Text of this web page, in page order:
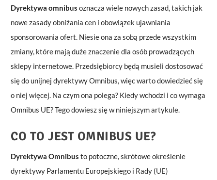
Dyrektywa omnibus oznacza wiele nowych zasad, takich jak
nowe zasady obniżania cen i obowiązek ujawniania
sponsorowania ofert. Niesie ona za sobą przede wszystkim
zmiany, które mają duże znaczenie dla osób prowadzących
sklepy internetowe. Przedsiębiorcy będą musieli dostosować
się do unijnej dyrektywy Omnibus, więc warto dowiedzieć się
o niej więcej. Na czym ona polega? Kiedy wchodzi i co wymaga
Omnibus UE? Tego dowiesz się w niniejszym artykule.
CO TO JEST OMNIBUS UE?
Dyrektywa Omnibus to potoczne, skrótowe określenie
dyrektywy Parlamentu Europejskiego i Rady (UE)